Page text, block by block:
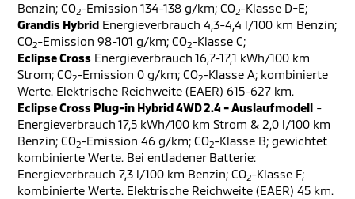
Benzin; CO2-Emission 134-138 g/km; CO2-Klasse D-E;
Grandis Hybrid Energieverbrauch 4,3-4,4 l/100 km Benzin;
CO2-Emission 98-101 g/km; CO2-Klasse C;
Eclipse Cross Energieverbrauch 16,7-17,1 kWh/100 km
Strom; CO2-Emission 0 g/km; CO2-Klasse A; kombinierte
Werte. Elektrische Reichweite (EAER) 615-627 km.
Eclipse Cross Plug-in Hybrid 4WD 2.4 - Auslaufmodell -
Energieverbrauch 17,5 kWh/100 km Strom & 2,0 l/100 km
Benzin; CO2-Emission 46 g/km; CO2-Klasse B; gewichtet
kombinierte Werte. Bei entladener Batterie:
Energieverbrauch 7,3 l/100 km Benzin; CO2-Klasse F;
kombinierte Werte. Elektrische Reichweite (EAER) 45 km.